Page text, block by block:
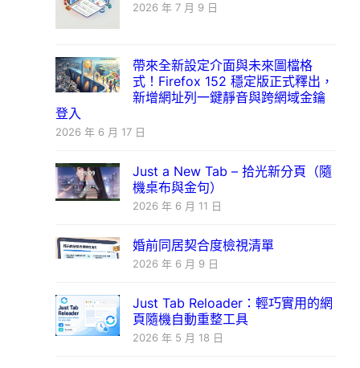
2026 年 7 月 9 日
帶來全新設定介面與未來圖檔格
式！Firefox 152 穩定版正式釋出，
新增網址列一鍵靜音與跨網域金鑰
登入
2026 年 6 月 17 日
Just a New Tab – 拾光新分頁（隨
機桌布與金句）
2026 年 6 月 11 日
婚前同居契合度檢視清單
2026 年 6 月 9 日
Just Tab Reloader：輕巧實用的網
頁隨機自動重整工具
2026 年 5 月 18 日